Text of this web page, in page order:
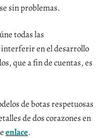
sin problemas.
todas las
en el desarrollo
que a fin de cuentas, es
de botas respetuosas
de dos corazones en
enlace.